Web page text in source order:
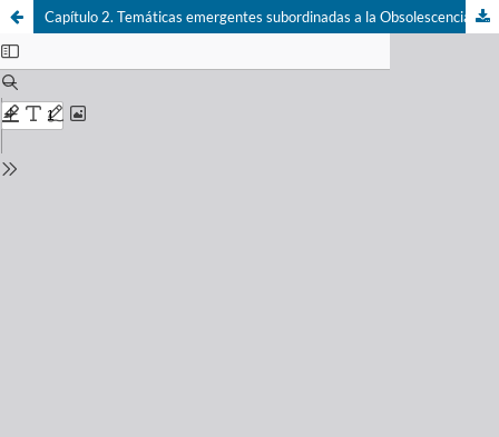
Capítulo 2. Temáticas emergentes subordinadas a la Obsolescencia Informativa Programada